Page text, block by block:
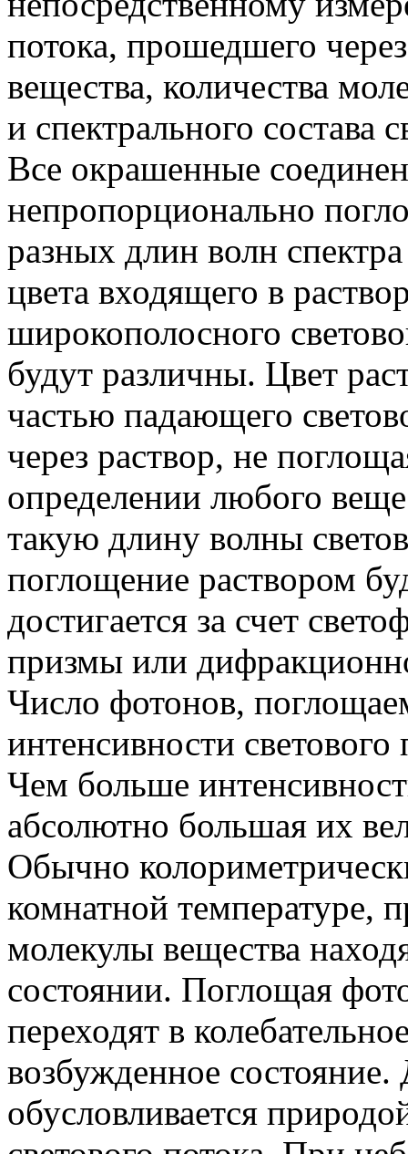
потока, прошедшего
вещества, количества
и спектрального состава
Все окрашенные
непропорционально
разных длин волн
цвета входящего в
широкополосного
будут различны. Цвет
частью падающего
через раствор, не
определении любого
такую длину волны
поглощение раствором
достигается за счет
призмы или
Число фотонов,
интенсивности светового
Чем больше
абсолютно большая их
Обычно
комнатной температуре,
молекулы вещества
состоянии. Поглощая
переходят в
возбужденное
обусловливается